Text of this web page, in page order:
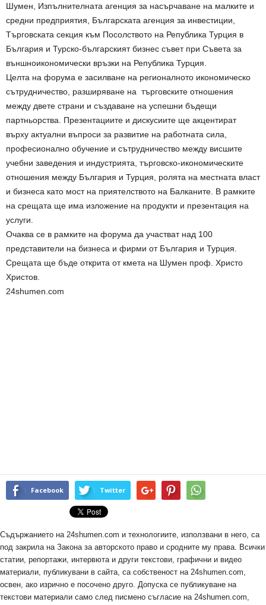
Шумен, Изпълнителната агенция за насърчаване на малките и
средни предприятия, Българската агенция за инвестиции,
Търговската секция към Посолството на Република Турция в
България и Турско-българският бизнес съвет при Съвета за
външноикономически връзки на Република Турция.
Целта на форума е засилване на регионалното икономическо
сътрудничество, разширяване на търговските отношения
между двете страни и създаване на успешни бъдещи
партньорства. Презентациите и дискусиите ще акцентират
върху актуални въпроси за развитие на работната сила,
професионално обучение и сътрудничество между висшите
учебни заведения и индустрията, търговско-икономическите
отношения между България и Турция, ролята на местната власт
и бизнеса като мост на приятелството на Балканите. В рамките
на срещата ще има изложение на продукти и презентация на
услуги.
Очаква се в рамките на форума да участват над 100
представители на бизнеса и фирми от България и Турция.
Срещата ще бъде открита от кмета на Шумен проф. Христо
Христов.
24shumen.com
Facebook Twitter
Съдържанието на 24shumen.com и технологиите, използвани в него, са
под закрила на Закона за авторското право и сродните му права. Всички
статии, репортажи, интервюта и други текстови, графични и видео
материали, публикувани в сайта, са собственост на 24shumen.com,
освен, ако изрично е посочено друго. Допуска се публикуване на
текстови материали само след писмено съгласие на 24shumen.com,